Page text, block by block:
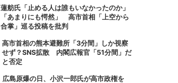
蓮舫氏「止める人は誰もいなかったのか」
「あまりにも愕然」 高市首相「上空から
合掌」巡る投稿を批判
高市首相の熊本避難所「3分間」しか視察
せず？SNS拡散 内閣広報官「51分間」だ
と否定
広島原爆の日、小沢一郎氏が高市政権を